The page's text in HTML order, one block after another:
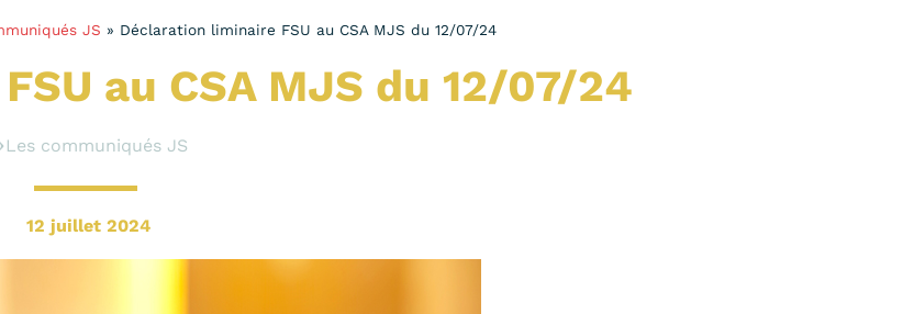
JS » Déclaration liminaire FSU au CSA MJS du 12/07/24
au CSA MJS du 12/07/24
Les communiqués JS
12 juillet 2024